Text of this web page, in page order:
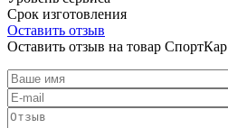
Срок изготовления
Оставить отзыв
Оставить отзыв на товар СпортКар